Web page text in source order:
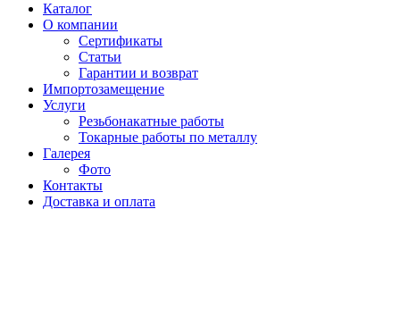
Каталог
О компании
Сертификаты
Статьи
Гарантии и возврат
Импортозамещение
Услуги
Резьбонакатные работы
Токарные работы по металлу
Галерея
Фото
Контакты
Доставка и оплата